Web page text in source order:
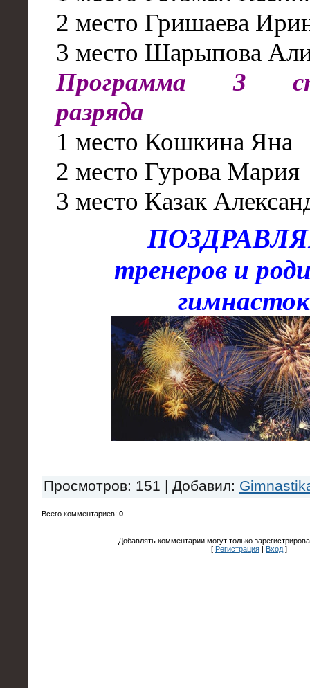
2 место Гришаева
3 место Шарыпова
Программа3
разряда
1 место Кошкина Яна
2 место Гурова Мария
3 место Казак
тренеров и
Просмотров: 151 | Добавил:
Всего комментариев: 0
Добавлять комментарии могут только
[ Регистрация | Вход ]